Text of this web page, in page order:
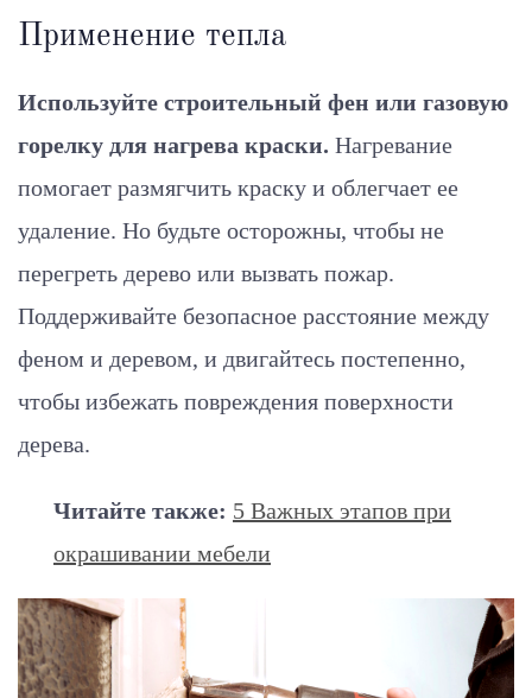
Применение тепла
Используйте строительный фен или газовую
горелку для нагрева краски. Нагревание
помогает размягчить краску и облегчает ее
удаление. Но будьте осторожны, чтобы не
перегреть дерево или вызвать пожар.
Поддерживайте безопасное расстояние между
феном и деревом, и двигайтесь постепенно,
чтобы избежать повреждения поверхности
дерева.
Читайте также: 5 Важных этапов при
окрашивании мебели